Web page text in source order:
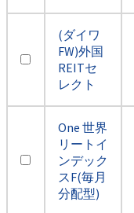
(ダイワ
FW)外国
REITセ
レクト
One 世界
リートイ
ンデック
スF(毎月
分配型)